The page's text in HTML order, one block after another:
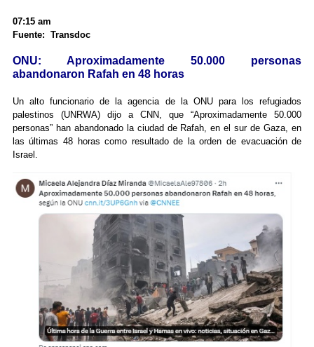
07:15 am
Fuente: Transdoc
ONU: Aproximadamente 50.000 personas
abandonaron Rafah en 48 horas
Un alto funcionario de la agencia de la ONU para los refugiados
palestinos (UNRWA) dijo a CNN, que“Aproximadamente 50.000
personas” han abandonado la ciudad de Rafah, en el sur de Gaza, en
las últimas 48 horas como resultado de la orden de evacuación de
Israel.